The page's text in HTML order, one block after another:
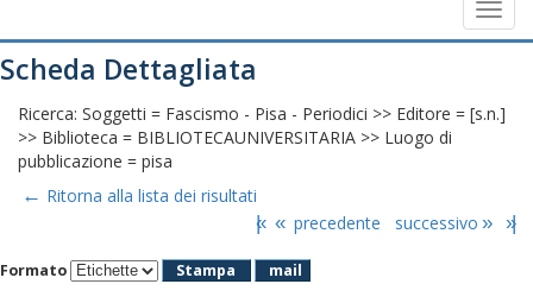
Scheda Dettagliata
Ricerca: Soggetti = Fascismo - Pisa - Periodici >> Editore = [s.n.]
>> Biblioteca = BIBLIOTECAUNIVERSITARIA >> Luogo di
pubblicazione = pisa
← Ritorna alla lista dei risultati
|« « precedente successivo » »|
Formato Stampa mail